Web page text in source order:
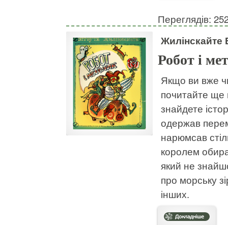
Переглядів:
Жилінскайте
Робот і
Якщо ви вже
почитайте ще
знайдете
одержав
нарюмсав
королем
який не
про морську
інших.